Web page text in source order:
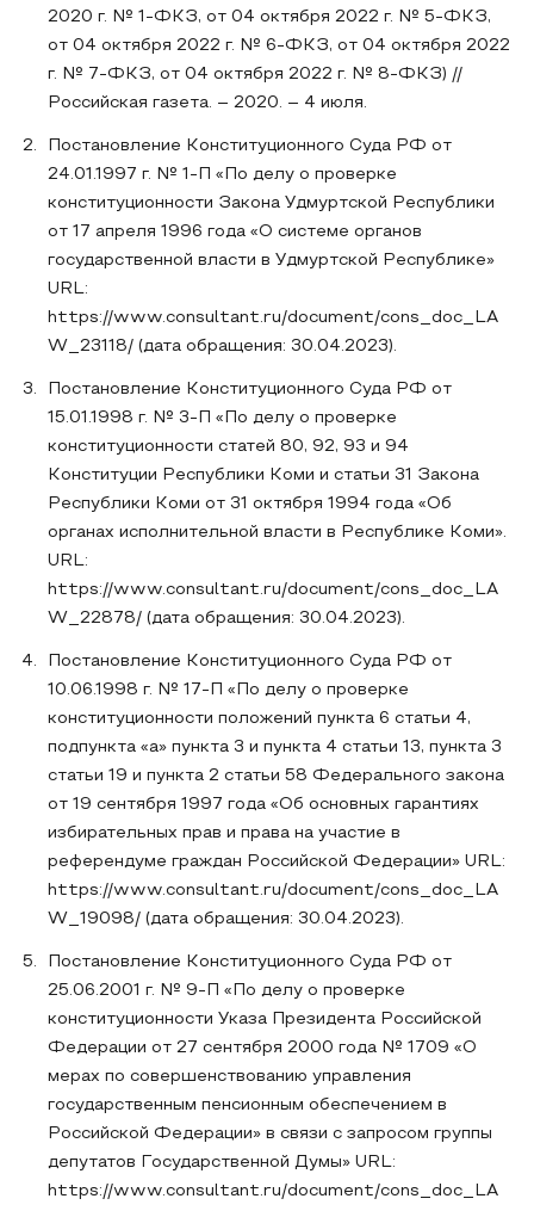
2020 г. № 1-ФКЗ, от 04 октября 2022 г. № 5-ФКЗ,
от 04 октября 2022 г. № 6-ФКЗ, от 04 октября 2022
г. № 7-ФКЗ, от 04 октября 2022 г. № 8-ФКЗ) //
Российская газета. – 2020. – 4 июля.
Постановление Конституционного Суда РФ от
24.01.1997 г. № 1-П «По делу о проверке
конституционности Закона Удмуртской Республики
от 17 апреля 1996 года «О системе органов
государственной власти в Удмуртской Республике»
URL:
https://www.consultant.ru/document/cons_doc_LA
W_23118/ (дата обращения: 30.04.2023).
Постановление Конституционного Суда РФ от
15.01.1998 г. № 3-П «По делу о проверке
конституционности статей 80, 92, 93 и 94
Конституции Республики Коми и статьи 31 Закона
Республики Коми от 31 октября 1994 года «Об
органах исполнительной власти в Республике Коми».
URL:
https://www.consultant.ru/document/cons_doc_LA
W_22878/ (дата обращения: 30.04.2023).
Постановление Конституционного Суда РФ от
10.06.1998 г. № 17-П «По делу о проверке
конституционности положений пункта 6 статьи 4,
подпункта «а» пункта 3 и пункта 4 статьи 13, пункта 3
статьи 19 и пункта 2 статьи 58 Федерального закона
от 19 сентября 1997 года «Об основных гарантиях
избирательных прав и права на участие в
референдуме граждан Российской Федерации» URL:
https://www.consultant.ru/document/cons_doc_LA
W_19098/ (дата обращения: 30.04.2023).
Постановление Конституционного Суда РФ от
25.06.2001 г. № 9-П «По делу о проверке
конституционности Указа Президента Российской
Федерации от 27 сентября 2000 года № 1709 «О
мерах по совершенствованию управления
государственным пенсионным обеспечением в
Российской Федерации» в связи с запросом группы
депутатов Государственной Думы» URL:
https://www.consultant.ru/document/cons_doc_LA